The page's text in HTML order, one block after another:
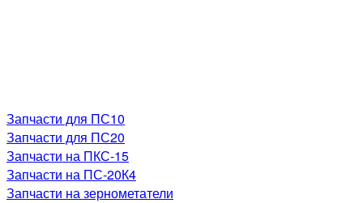
Запчасти для ПС10
Запчасти для ПС20
Запчасти на ПКС-15
Запчасти на ПС-20К4
Запчасти на зернометатели